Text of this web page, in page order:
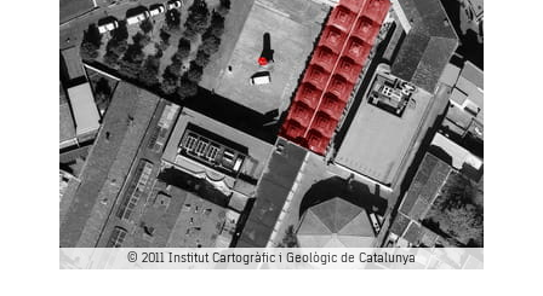
© 2011 Institut Cartogràfic i Geològic de Catalunya